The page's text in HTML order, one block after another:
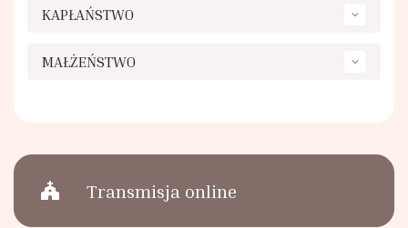
church Transmisja online
KAPŁAŃSTWO
MAŁŻEŃSTWO